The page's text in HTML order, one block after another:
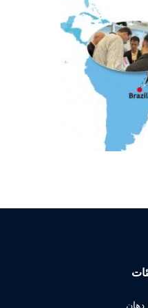
دهان